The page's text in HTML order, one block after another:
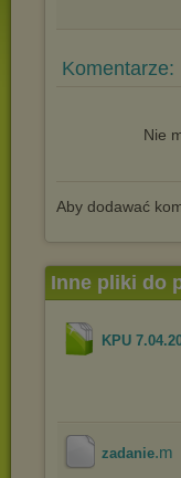
Komentarze:
Nie
Aby dodawać
Inne pliki do
KPU
zadanie.m